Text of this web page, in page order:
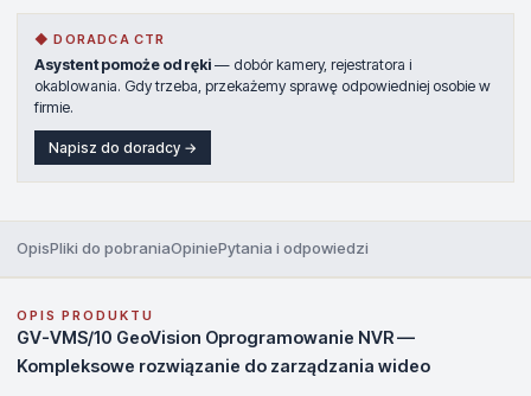
◆ DORADCA CTR
Asystent pomoże od ręki — dobór kamery, rejestratora i
okablowania. Gdy trzeba, przekażemy sprawę odpowiedniej osobie w
firmie.
Napisz do doradcy →
OpisPliki do pobraniaOpiniePytania i odpowiedzi
OPIS PRODUKTU
GV-VMS/10 GeoVision Oprogramowanie NVR —
Kompleksowe rozwiązanie do zarządzania wideo